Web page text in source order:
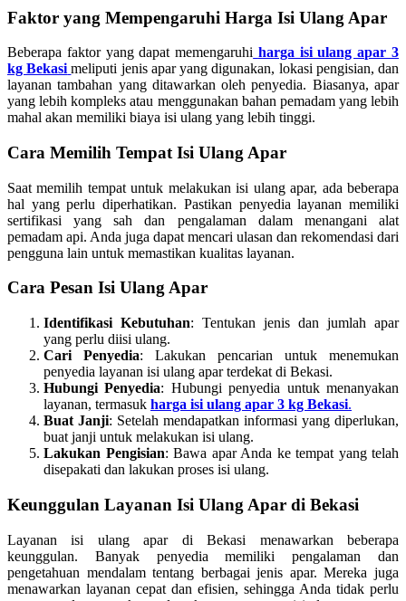
Faktor yang Mempengaruhi Harga Isi Ulang Apar
Beberapa faktor yang dapat memengaruhi harga isi ulang apar 3
kg Bekasi meliputi jenis apar yang digunakan, lokasi pengisian, dan
layanan tambahan yang ditawarkan oleh penyedia. Biasanya, apar
yang lebih kompleks atau menggunakan bahan pemadam yang lebih
mahal akan memiliki biaya isi ulang yang lebih tinggi.
Cara Memilih Tempat Isi Ulang Apar
Saat memilih tempat untuk melakukan isi ulang apar, ada beberapa
hal yang perlu diperhatikan. Pastikan penyedia layanan memiliki
sertifikasi yang sah dan pengalaman dalam menangani alat
pemadam api. Anda juga dapat mencari ulasan dan rekomendasi dari
pengguna lain untuk memastikan kualitas layanan.
Cara Pesan Isi Ulang Apar
Identifikasi Kebutuhan: Tentukan jenis dan jumlah apar
yang perlu diisi ulang.
Cari Penyedia: Lakukan pencarian untuk menemukan
penyedia layanan isi ulang apar terdekat di Bekasi.
Hubungi Penyedia: Hubungi penyedia untuk menanyakan
layanan, termasuk harga isi ulang apar 3 kg Bekasi.
Buat Janji: Setelah mendapatkan informasi yang diperlukan,
buat janji untuk melakukan isi ulang.
Lakukan Pengisian: Bawa apar Anda ke tempat yang telah
disepakati dan lakukan proses isi ulang.
Keunggulan Layanan Isi Ulang Apar di Bekasi
Layanan isi ulang apar di Bekasi menawarkan beberapa
keunggulan. Banyak penyedia memiliki pengalaman dan
pengetahuan mendalam tentang berbagai jenis apar. Mereka juga
menawarkan layanan cepat dan efisien, sehingga Anda tidak perlu